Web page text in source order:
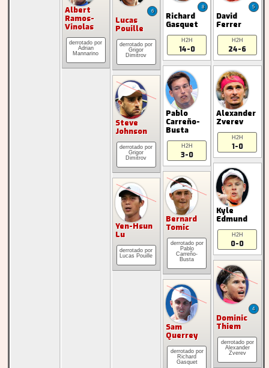
Albert
Ramos-
Vinolas
Adrian
Mannarino
6
Lucas
Pouille
Grigor
Dimitrov
Steve
Johnson
Grigor
Dimitrov
Yen-Hsun
Lu
Lucas Pouille
8
Richard
Gasquet
H2H
14-0
Pablo
Carreño-
Busta
H2H
3-0
Bernard
Tomic
Pablo
Carreño-
Busta
Sam
Querrey
Richard
Gasquet
5
David
Ferrer
H2H
24-6
Alexander
Zverev
H2H
1-0
Kyle
Edmund
H2H
0-0
4
Dominic
Thiem
Alexander
Zverev